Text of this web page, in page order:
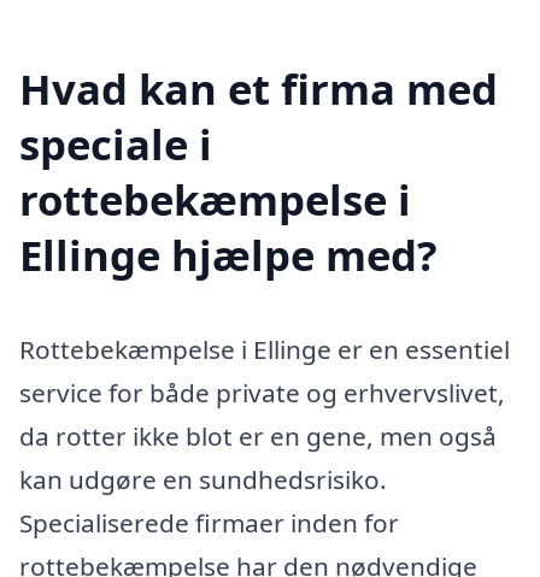
Hvad kan et firma med
speciale i
rottebekæmpelse i
Ellinge hjælpe med?
Rottebekæmpelse i Ellinge er en essentiel
service for både private og erhvervslivet,
da rotter ikke blot er en gene, men også
kan udgøre en sundhedsrisiko.
Specialiserede firmaer inden for
rottebekæmpelse har den nødvendige